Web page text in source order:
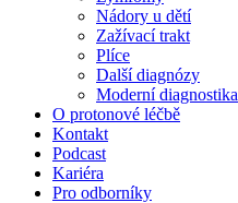
Nádory u dětí
Zažívací trakt
Plíce
Další diagnózy
Moderní diagnostika
O protonové léčbě
Kontakt
Podcast
Kariéra
Pro odborníky